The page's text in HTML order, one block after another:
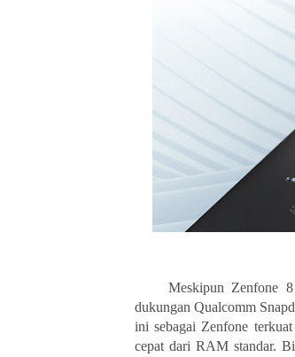
Meskipun Zenfone
dukungan Qualcomm
ini sebagai Zenfone
cepat dari RAM standar.